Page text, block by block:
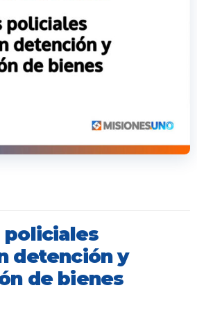
policiales
detención y
de bienes